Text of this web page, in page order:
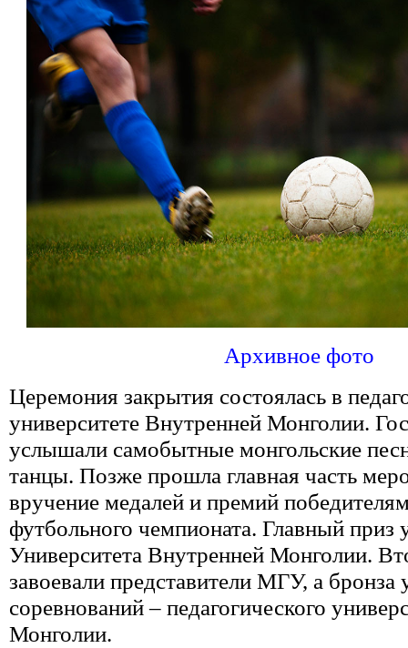
Архивное фото
Церемония закрытия состоялась в
университете Внутренней Монголии.
услышали самобытные монгольские
танцы. Позже прошла главная часть
вручение медалей и премий
футбольного чемпионата. Главный приз
Университета Внутренней Монголии.
завоевали представители МГУ, а бронза
соревнований – педагогического
Монголии.